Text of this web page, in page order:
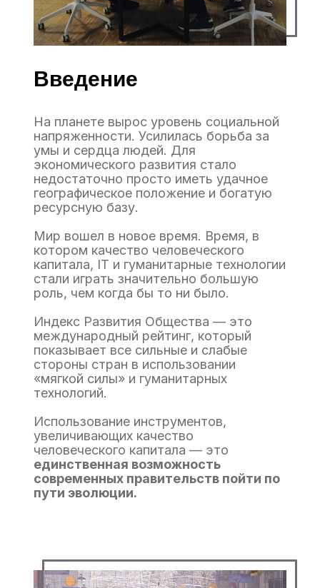
На планете вырос уровень социальной
напряженности. Усилилась борьба за
умы и сердца людей. Для
экономического развития стало
недостаточно просто иметь удачное
географическое положение и богатую
ресурсную базу.
Мир вошел в новое время. Время, в
котором качество человеческого
капитала, IT и гуманитарные технологии
стали играть значительно большую
роль, чем когда бы то ни было.
Индекс Развития Общества — это
международный рейтинг, который
показывает все сильные и слабые
стороны стран в использовании
«мягкой силы» и гуманитарных
технологий.
Использование инструментов,
увеличивающих качество
человеческого капитала — это
единственная возможность
современных правительств пойти по
пути эволюции.
Введение